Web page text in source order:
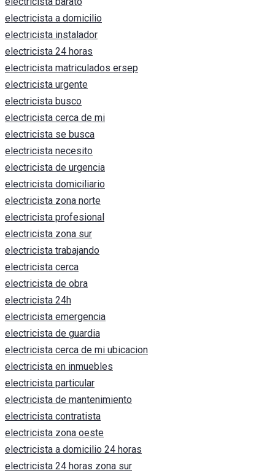
electricista a domicilio
electricista instalador
electricista 24 horas
electricista matriculados ersep
electricista urgente
electricista busco
electricista cerca de mi
electricista se busca
electricista necesito
electricista de urgencia
electricista domiciliario
electricista zona norte
electricista profesional
electricista zona sur
electricista trabajando
electricista cerca
electricista de obra
electricista 24h
electricista emergencia
electricista de guardia
electricista cerca de mi ubicacion
electricista en inmuebles
electricista particular
electricista de mantenimiento
electricista contratista
electricista zona oeste
electricista a domicilio 24 horas
electricista 24 horas zona sur